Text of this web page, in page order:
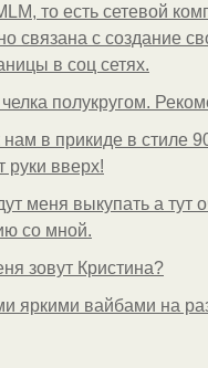
то есть сетевой
связана с создание
в соц сетях.
полукругом.
в прикиде в стиле
руки вверх!
меня выкупать а тут
со мной.
зовут Кристина?
яркими вайбами на